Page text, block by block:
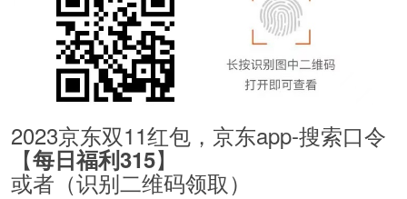
2023京东双11红包，京东app-搜索口令
【每日福利315】
或者（识别二维码领取）